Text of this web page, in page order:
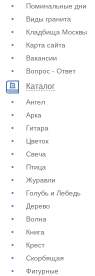
Поминальные дни
Виды гранита
Кладбища Москвы
Карта сайта
Вакансии
Вопрос - Ответ
Каталог
Ангел
Арка
Гитара
Цветок
Свеча
Птица
Журавли
Голубь и Лебедь
Дерево
Волна
Книга
Крест
Скорбящая
Фигурные